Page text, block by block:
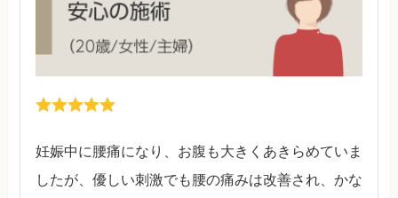
​​​​妊娠中に腰痛になり、お腹も大きくあきらめていま
したが、優しい刺激でも腰の痛みは改善され、かな